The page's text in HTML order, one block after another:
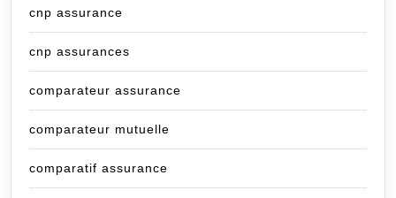
cnp assurance
cnp assurances
comparateur assurance
comparateur mutuelle
comparatif assurance